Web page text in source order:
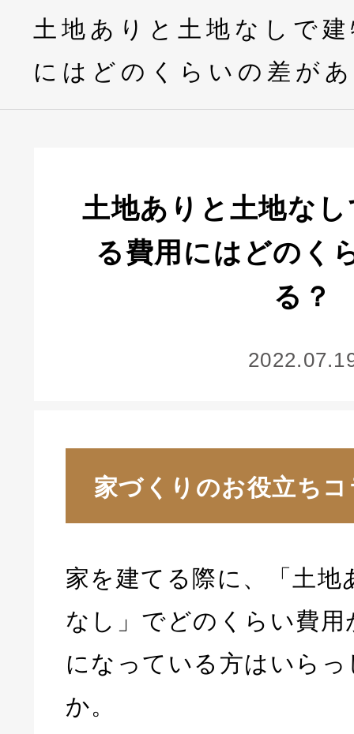
土地ありと土地なしで
にはどのくらいの差が
土地ありと土地な
る費用にはどのく
る？
家づくりのお役立ち
家を建てる際に、「土地
なし」でどのくらい費
になっている方はいら
か。